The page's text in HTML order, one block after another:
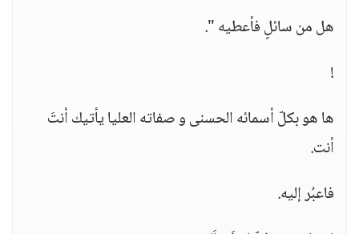
هل من سائلٍ فأعطيه ".
!
ها هو بكلّ أسمائه الحسنى و صفاته العليا يأتيك أنتَ
أنت.
فاعبُر إليه.